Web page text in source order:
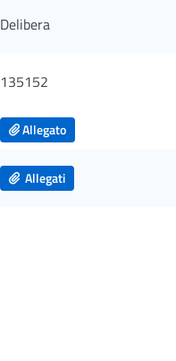
Delibera
135152
Allegato
Allegati